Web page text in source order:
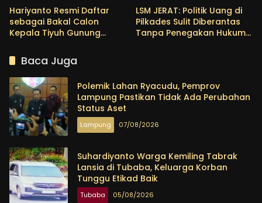
Hariyanto Resmi Daftar
sebagai Bakal Calon
Kepala Tiyuh Gunung
Pembangunan dan
Tingkatkan Kesejahteraan
Warga
LSM JERAT: Politik Uang di
Pilkades Sulit Diberantas
Tanpa Penegakan Hukum
Baca Juga
Polemik Lahan Ryacudu, Pemprov
Lampung Pastikan Tidak Ada Perubahan
Status Aset
Lampung 07/08/2026
Suhardiyanto Warga Kemiling Tabrak
Lansia di Tubaba, Keluarga Korban
Tunggu Etikad Baik
Tubaba 05/08/2026